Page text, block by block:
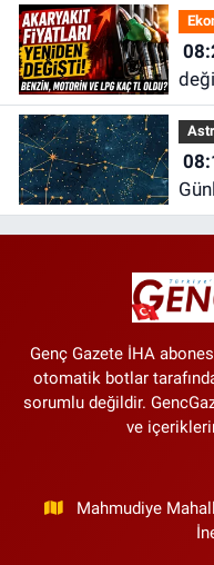
TL
Genç Gazete İHA
otomatik botlar
sorumlu değildir.
ve
Mahmudiye